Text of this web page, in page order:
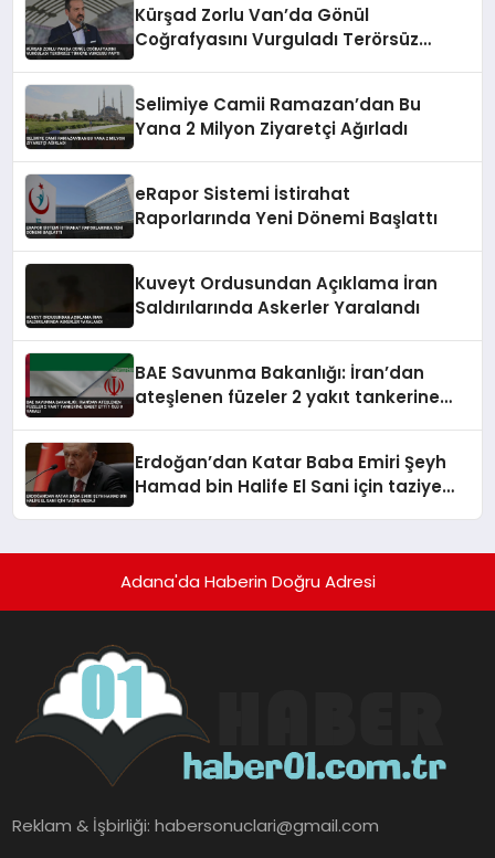
Kürşad Zorlu Van’da Gönül
Coğrafyasını Vurguladı Terörsüz
Selimiye Camii Ramazan’dan Bu
Yana 2 Milyon Ziyaretçi Ağırladı
eRapor Sistemi İstirahat
Raporlarında Yeni Dönemi Başlattı
Kuveyt Ordusundan Açıklama İran
Saldırılarında Askerler Yaralandı
BAE Savunma Bakanlığı: İran’dan
ateşlenen füzeler 2 yakıt tankerine
Erdoğan’dan Katar Baba Emiri Şeyh
Hamad bin Halife El Sani için taziye
Adana'da Haberin Doğru Adresi
Reklam & İşbirliği:habersonuclari@gmail.com